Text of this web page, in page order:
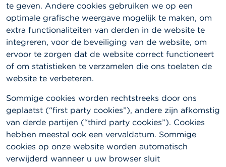
te geven. Andere cookies gebruiken we op een
optimale grafische weergave mogelijk te maken, om
extra functionaliteiten van derden in de website te
integreren, voor de beveiliging van de website, om
ervoor te zorgen dat de website correct functioneert
of om statistieken te verzamelen die ons toelaten de
website te verbeteren.
Sommige cookies worden rechtstreeks door ons
geplaatst (“first party cookies”), andere zijn afkomstig
van derde partijen (“third party cookies”). Cookies
hebben meestal ook een vervaldatum. Sommige
cookies op onze website worden automatisch
verwijderd wanneer u uw browser sluit